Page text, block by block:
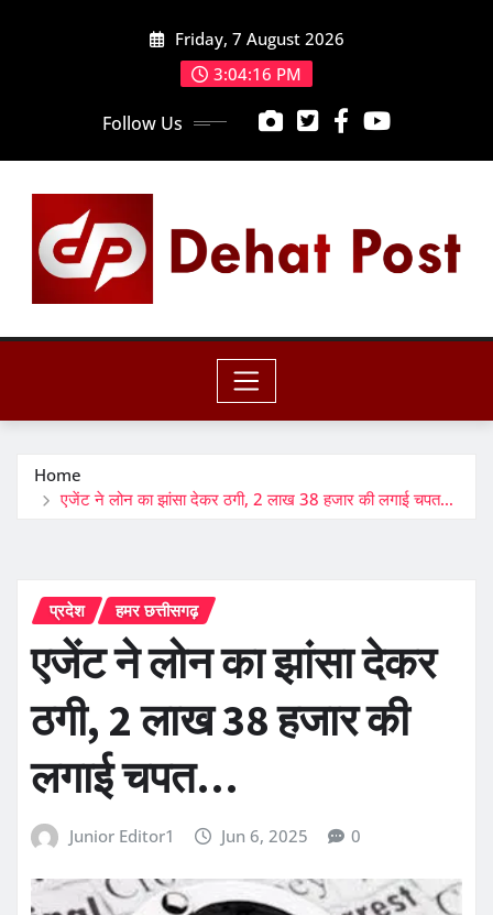
Friday, 7 August 2026
3:04:18 PM
Follow Us
Home
एजेंट ने लोन का झांसा देकर ठगी, 2 लाख 38 हजार की लगाई चपत…
प्रदेश हमर छत्तीसगढ़
एजेंट ने लोन का झांसा देकर
ठगी, 2 लाख 38 हजार की
लगाई चपत…
Junior Editor1 Jun 6, 2025 0